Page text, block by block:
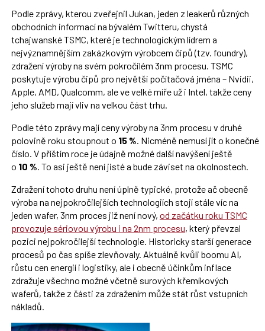
Podle zprávy, kterou zveřejnil Jukan, jeden z leakerů různých
obchodních informací na bývalém Twitteru, chystá
tchajwanské TSMC, které je technologickým lídrem a
nejvýznamnějším zakázkovým výrobcem čipů (tzv. foundry),
zdražení výroby na svém pokročilém 3nm procesu. TSMC
poskytuje výrobu čipů pro největší počítačová jména – Nvidii,
Apple, AMD, Qualcomm, ale ve velké míře už i Intel, takže ceny
jeho služeb mají vliv na velkou část trhu.
Podle této zprávy mají ceny výroby na 3nm procesu v druhé
polovině roku stoupnout o 15 %. Nicméně nemusí jít o konečné
číslo. V příštím roce je údajně možné další navýšení ještě
o 10 %. To asi ještě není jisté a bude záviset na okolnostech.
Zdražení tohoto druhu není úplně typické, protože ač obecně
výroba na nejpokročilejších technologiích stojí stále víc na
jeden wafer, 3nm proces již není nový, od začátku roku TSMC
provozuje sériovou výrobu i na 2nm procesu, který převzal
pozici nejpokročilejší technologie. Historicky starší generace
procesů po čas spíše zlevňovaly. Aktuálně kvůli boomu AI,
růstu cen energií i logistiky, ale i obecně účinkům inflace
zdražuje všechno možné včetně surových křemíkových
waferů, takže z části za zdražením může stát růst vstupních
nákladů.